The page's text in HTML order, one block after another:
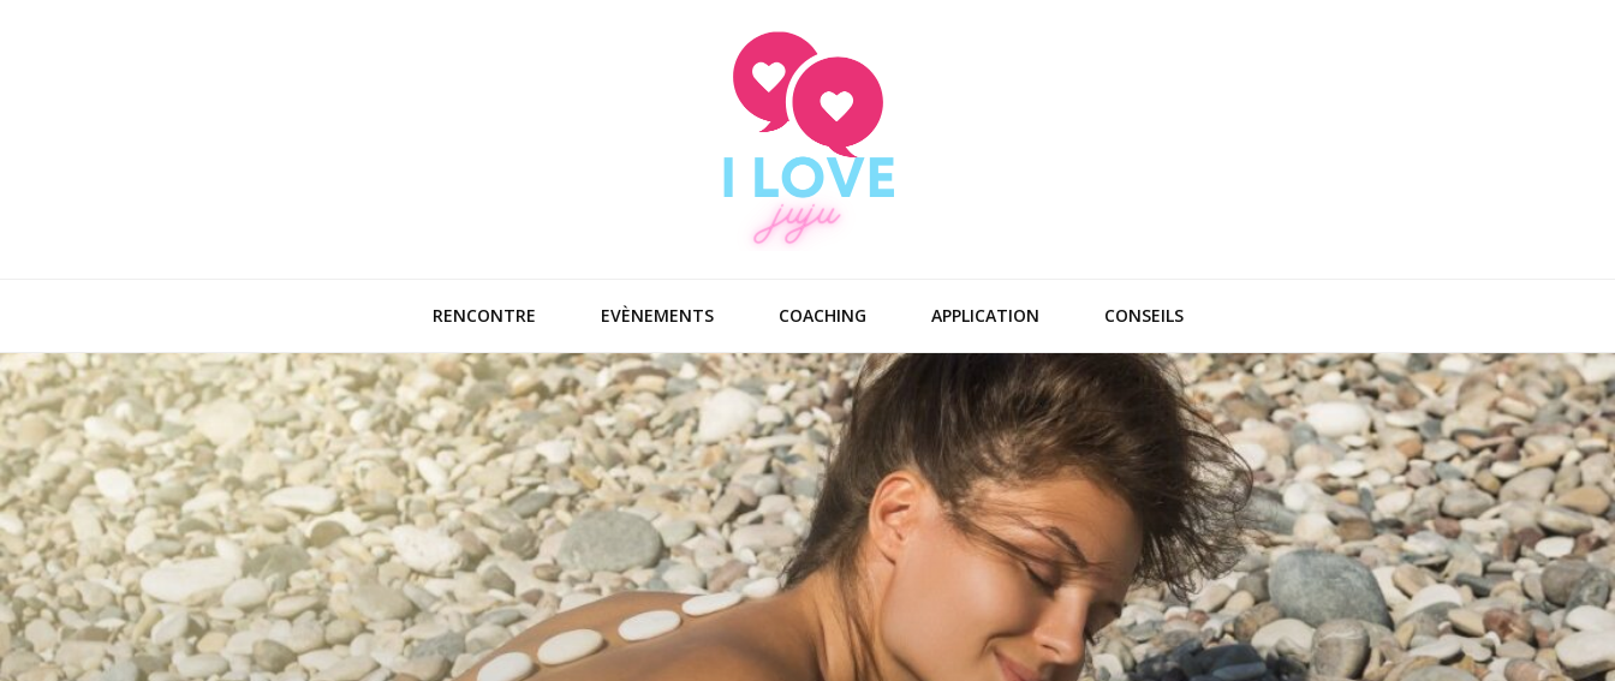
I love jujuRENCONTRE EVÈNEMENTS COACHING APPLICATION CONSEILS
NON CLASSÉ